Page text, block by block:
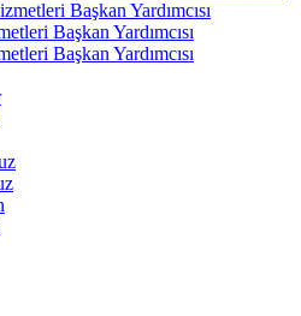
Başkan Yardımcısı
Başkan Yardımcısı
Başkan Yardımcısı